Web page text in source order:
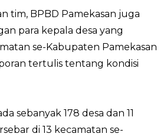
tim, BPBD Pamekasan juga
para kepala desa yang
se-Kabupaten Pamekasan
tertulis tentang kondisi
sebanyak 178 desa dan 11
di 13 kecamatan se-